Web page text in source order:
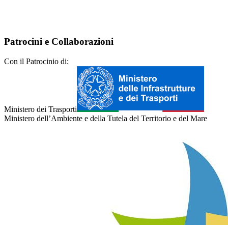
Patrocini e Collaborazioni
Con il Patrocinio di:
Ministero dei Trasporti
Ministero dell’Ambiente e della Tutela del Territorio e del Mare